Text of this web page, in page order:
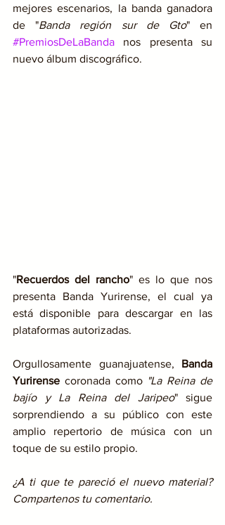
mejores escenarios, la banda ganadora
de "Banda región sur de Gto
#PremiosDeLaBanda nos presenta su
nuevo álbum discográfico.
"Recuerdos del rancho" es lo que nos
presenta Banda Yurirense, el cual ya
está disponible para descargar en las
plataformas autorizadas.
Orgullosamente guanajuatense, Banda
Yurirense coronada como "La Reina de
bajío y La Reina del Jaripeo" sigue
sorprendiendo a su público con este
amplio repertorio de música con un
toque de su estilo propio.
¿A ti que te pareció el nuevo material?
Compartenos tu comentario.